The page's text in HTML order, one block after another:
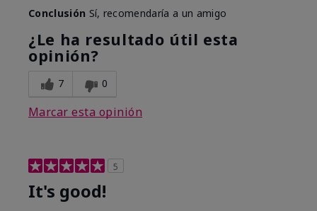
Conclusión Sí, recomendaría a un amigo
¿Le ha resultado útil esta
opinión?
7 0
Marcar esta opinión
5
It's good!